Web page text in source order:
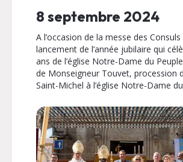
8 septembre 2024
A l’occasion de la messe des
lancement de l’année jubilaire qui
ans de l’église Notre-Dame du
de Monseigneur Touvet, procession
Saint-Michel à l’église Notre-Dame